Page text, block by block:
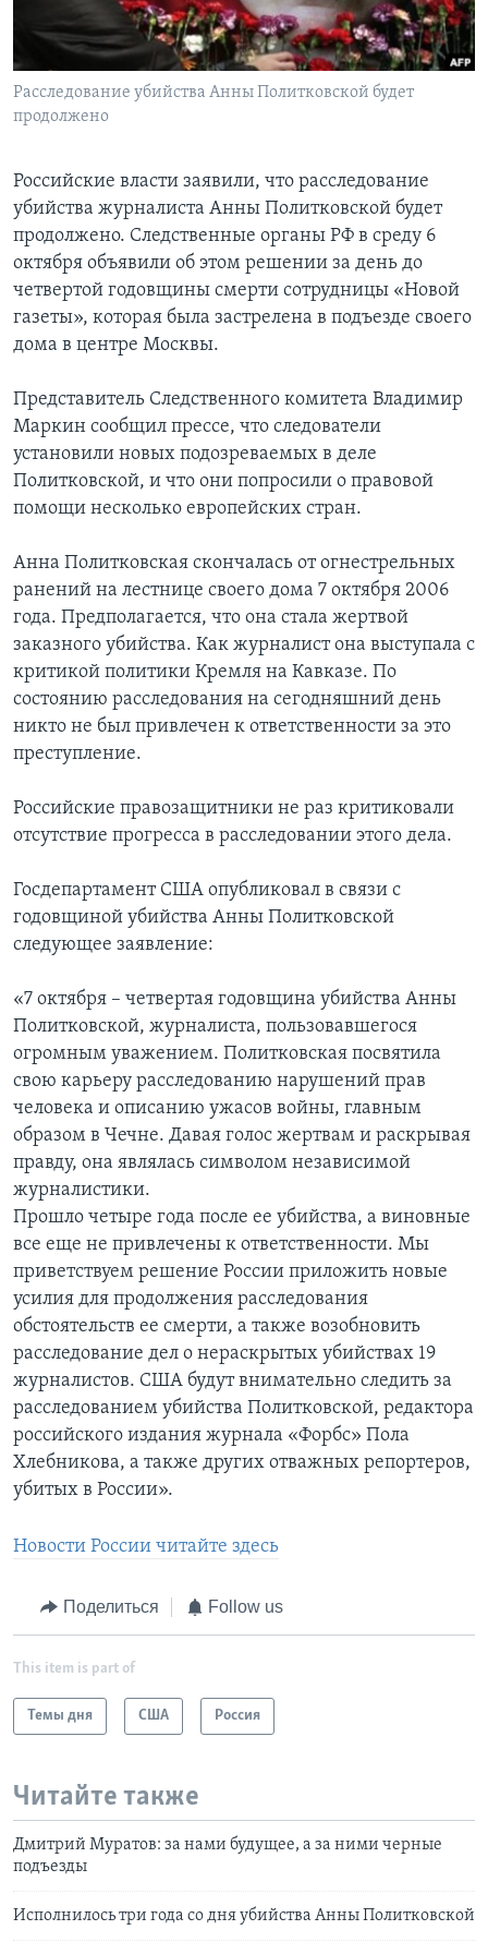
Learning English
СОЦИАЛЬНЫЕ СЕТИ
Языки
Расследование убийства Анны Политковской будет
продолжено
Российские власти заявили, что расследование
убийства журналиста Анны Политковской будет
продолжено. Следственные органы РФ в среду 6
октября объявили об этом решении за день до
четвертой годовщины смерти сотрудницы «Новой
газеты», которая была застрелена в подъезде своего
дома в центре Москвы.
Представитель Следственного комитета Владимир
Маркин сообщил прессе, что следователи
установили новых подозреваемых в деле
Политковской, и что они попросили о правовой
помощи несколько европейских стран.
Анна Политковская скончалась от огнестрельных
ранений на лестнице своего дома 7 октября 2006
года. Предполагается, что она стала жертвой
заказного убийства. Как журналист она выступала с
критикой политики Кремля на Кавказе. По
состоянию расследования на сегодняшний день
никто не был привлечен к ответственности за это
преступление.
Российские правозащитники не раз критиковали
отсутствие прогресса в расследовании этого дела.
Госдепартамент США опубликовал в связи с
годовщиной убийства Анны Политковской
следующее заявление:
«7 октября – четвертая годовщина убийства Анны
Политковской, журналиста, пользовавшегося
огромным уважением. Политковская посвятила
свою карьеру расследованию нарушений прав
человека и описанию ужасов войны, главным
образом в Чечне. Давая голос жертвам и раскрывая
правду, она являлась символом независимой
журналистики.
Прошло четыре года после ее убийства, а виновные
все еще не привлечены к ответственности. Мы
приветствуем решение России приложить новые
усилия для продолжения расследования
обстоятельств ее смерти, а также возобновить
расследование дел о нераскрытых убийствах 19
журналистов. США будут внимательно следить за
расследованием убийства Политковской, редактора
российского издания журнала «Форбс» Пола
Хлебникова, а также других отважных репортеров,
убитых в России».
Новости России читайте здесь
Поделиться Follow us
This item is part of
Темы дня США Россия
Читайте также
Дмитрий Муратов: за нами будущее, а за ними черные
подъезды
Исполнилось три года со дня убийства Анны Политковской